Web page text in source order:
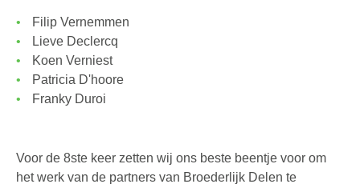
Filip Vernemmen
Lieve Declercq
Koen Verniest
Patricia D'hoore
Franky Duroi
Voor de 8ste keer zetten wij ons beste beentje voor om
het werk van de partners van Broederlijk Delen te